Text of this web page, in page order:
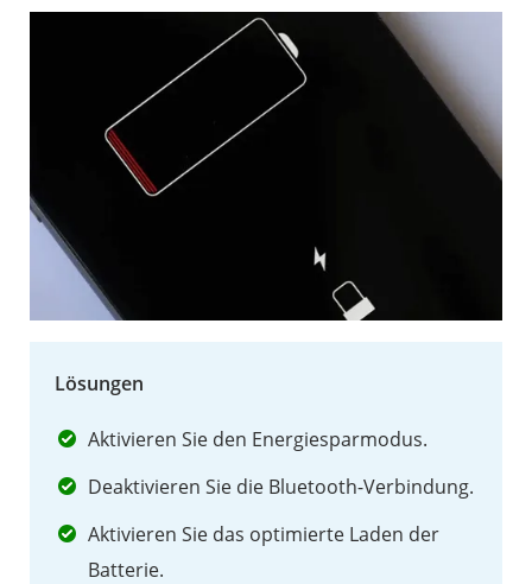
iPhone
überhitzt
iPhone
ist
1.5
iPhone
hängt
auf
einem
Lösungen
Aktivieren Sie den Energiesparmodus.
Deaktivieren Sie die Bluetooth-Verbindung.
Aktivieren Sie das optimierte Laden der
Batterie.